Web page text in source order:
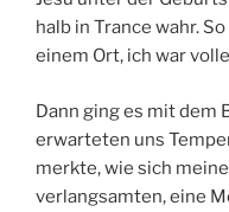
halb in Trance wahr.
einem Ort, ich war
Dann ging es mit dem
erwarteten uns
merkte, wie sich
verlangsamten, eine